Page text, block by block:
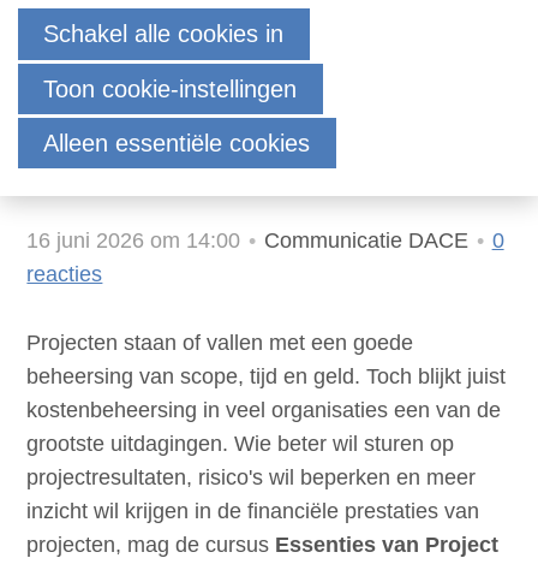
main
content
DACE organiseert
tweedaagse cursus
Essenties van Project Cost
Control (EPCC) 2026
16 juni 2026 om 14:00 Communicatie DACE
0
reacties
Projecten staan of vallen met een goede
beheersing van scope, tijd en geld. Toch blijkt juist
kostenbeheersing in veel organisaties een van de
grootste uitdagingen. Wie beter wil sturen op
projectresultaten, risico's wil beperken en meer
inzicht wil krijgen in de financiële prestaties van
projecten, mag de cursus Essenties van Project
Inloggen
English
Nederlands
Schakel alle cookies in
Toon cookie-instellingen
Alleen essentiële cookies